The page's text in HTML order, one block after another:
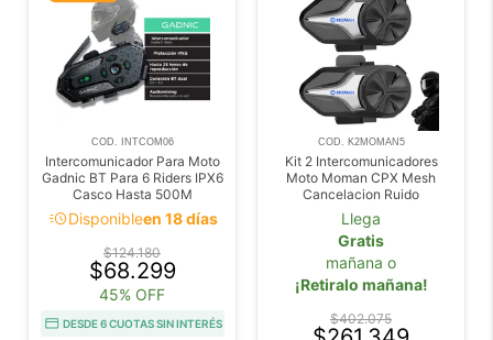
COD. INTCOM06
Intercomunicador Para Moto
Gadnic BT Para 6 Riders IPX6
Casco Hasta 500M
acuteDisponibleen 18 días
$124.180
$68.299
45% OFF
DESDE 6 CUOTAS SIN INTERÉS
COD. K2MOMAN5
Kit 2 Intercomunicadores
Moto Moman CPX Mesh
Cancelacion Ruido
Llega
Gratis
mañana o
¡Retiralo mañana!
$402.075